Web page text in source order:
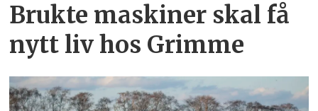
Brukte maskiner skal få
nytt liv hos Grimme